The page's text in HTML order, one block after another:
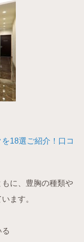
18選ご紹介！口コ
に、豊胸の種類や
ます。